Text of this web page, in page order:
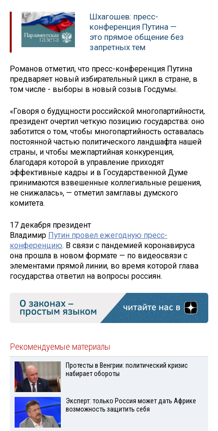
Шхагошев: пресс-
конференция Путина —
это прямое общение без
запретных тем
Романов отметил, что пресс-конференция Путина
предваряет новый избирательный цикл в стране, в
том числе - выборы в новый созыв Госдумы.
«Говоря о будущности российской многопартийности,
президент очертил четкую позицию государства: оно
заботится о том, чтобы многопартийность оставалась
постоянной частью политического ландшафта нашей
страны, и чтобы межпартийная конкуренция,
благодаря которой в управление приходят
эффективные кадры и в Государственной Думе
принимаются взвешенные коллегиальные решения,
не снижалась», — отметил замглавы думского
комитета.
17 декабря президент
Владимир Путин провел ежегодную пресс-
конференцию. В связи с пандемией коронавируса
она прошла в новом формате — по видеосвязи с
элементами прямой линии, во время которой глава
государства ответил на вопросы россиян.
Рекомендуемые материалы
Протесты в Венгрии: политический кризис
набирает обороты
Эксперт: только Россия может дать Африке
возможность защитить себя